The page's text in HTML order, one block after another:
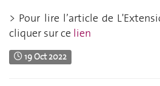
> Pour lire l’article de
cliquer sur ce lien
19 Oct 2022